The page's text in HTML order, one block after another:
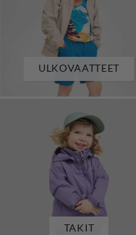
ULKOVAATTEET
TAKIT